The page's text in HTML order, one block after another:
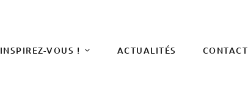
INSPIREZ-VOUS ! ACTUALITÉS CONTACT